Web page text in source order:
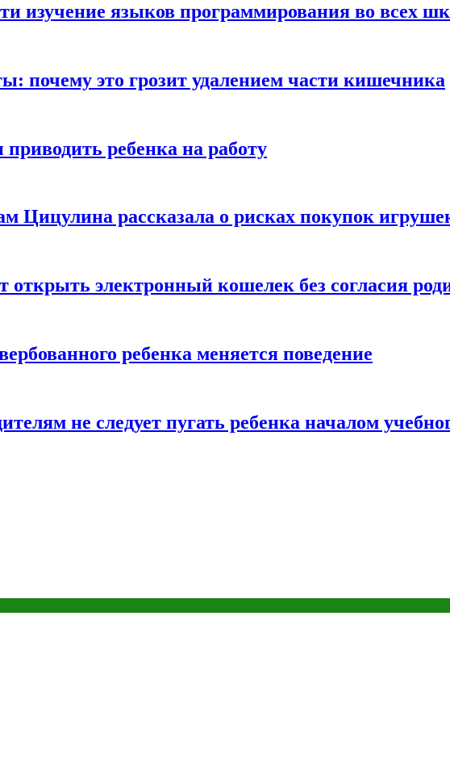
изучение языков программирования во всех
почему это грозит удалением части кишечника
ребенка на работу
Цицулина рассказала о рисках покупок
открыть электронный кошелек без согласия
ребенка меняется поведение
не следует пугать ребенка началом